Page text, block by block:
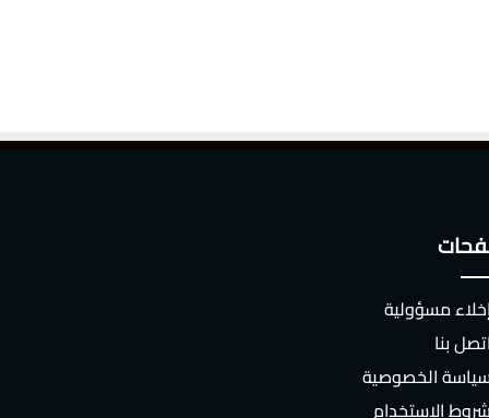
مسؤولية
اتصل بنا
الخصوصية
شروط الاستخدام